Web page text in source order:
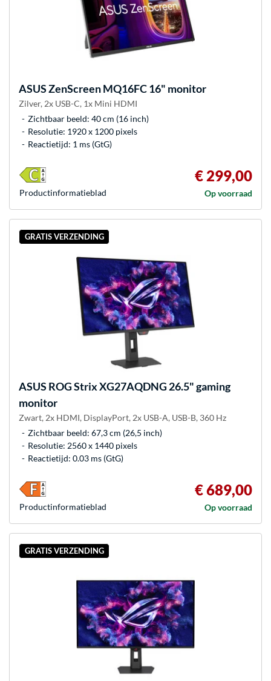
ASUSZenScreen MQ16FC 16" monitor
Zilver, 2x USB-C, 1x Mini HDMI
Zichtbaar beeld: 40 cm (16 inch)
Resolutie: 1920 x 1200 pixels
Reactietijd: 1 ms (GtG)
€ 299,00
Op voorraad
Product­informatieblad
GRATIS VERZENDING
ASUS ROG Strix XG27AQDNG 26.5" gaming
monitor
Zwart, 2x HDMI, DisplayPort, 2x USB-A, USB-B, 360 Hz
Zichtbaar beeld: 67,3 cm (26,5 inch)
Resolutie: 2560 x 1440 pixels
Reactietijd: 0.03 ms (GtG)
€ 689,00
Op voorraad
Product­informatieblad
GRATIS VERZENDING